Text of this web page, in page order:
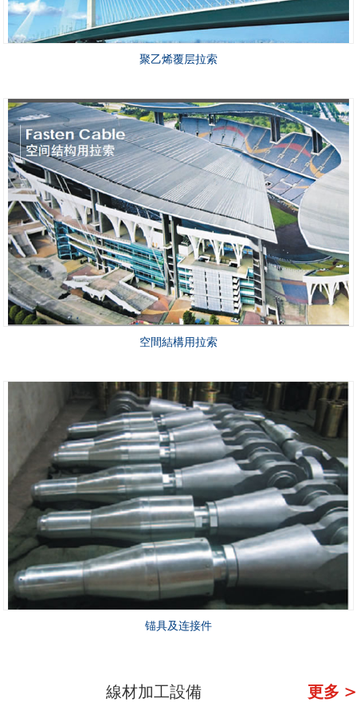
聚乙烯覆层拉索
空間結構用拉索
锚具及连接件
線材加工設備 更多 >